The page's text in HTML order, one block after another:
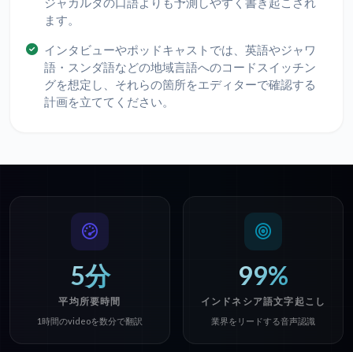
ます。
インタビューやポッドキャストでは、英語やジャワ
語・スンダ語などの地域言語へのコードスイッチン
グを想定し、それらの箇所をエディターで確認する
計画を立ててください。
5分
平均所要時間
1時間のvideoを数分で翻訳
99%
インドネシア語文字起こし
業界をリードする音声認識